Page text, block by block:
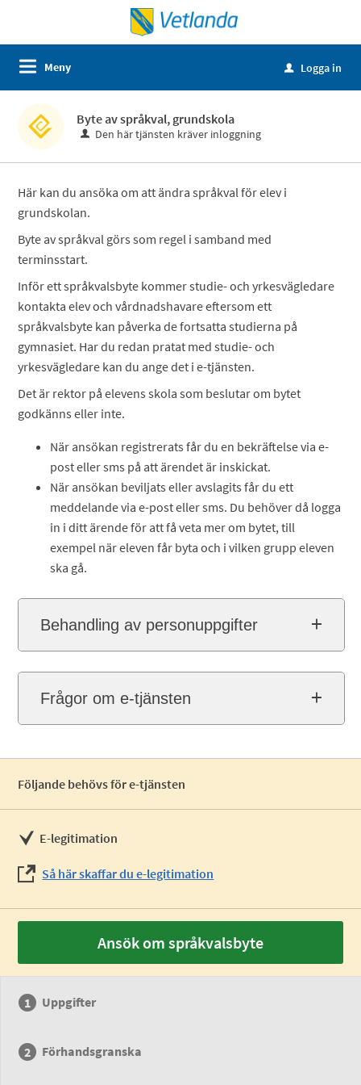
Meny u Logga in
Byte av språkval, grundskola
Den här tjänsten kräver inloggning
Här kan du ansöka om att ändra språkval för elev i
grundskolan.
Byte av språkval görs som regel i samband med
terminsstart.
Inför ett språkvalsbyte kommer studie- och yrkesvägledare
kontakta elev och vårdnadshavare eftersom ett
språkvalsbyte kan påverka de fortsatta studierna på
gymnasiet. Har du redan pratat med studie- och
yrkesvägledare kan du ange det i e-tjänsten.
Det är rektor på elevens skola som beslutar om bytet
godkänns eller inte.
När ansökan registrerats får du en bekräftelse via e-
post eller sms på att ärendet är inskickat.
När ansökan beviljats eller avslagits får du ett
meddelande via e-post eller sms. Du behöver då logga
in i ditt ärende för att få veta mer om bytet, till
exempel när eleven får byta och i vilken grupp eleven
ska gå.
Behandling av personuppgifter
Frågor om e-tjänsten
Följande behövs för e-tjänsten
E-legitimation
Så här skaffar du e-legitimation
Ansök om språkvalsbyte
Uppgifter
Förhandsgranska